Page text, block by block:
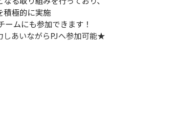
積極的に実施
ームにも参加できます！
あいながらPJへ参加可能★
、取り組み意欲のある従業員の方を対象として、
へのアサイン」までを会社が全面的にバックア
アップも狙える取り組みです。